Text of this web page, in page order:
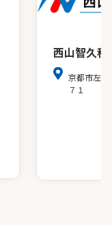
西山智久税
京都市左京
７１